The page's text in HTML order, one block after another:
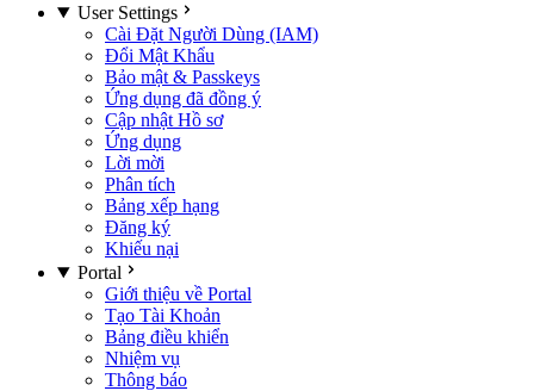
User Settings
Cài Đặt Người Dùng (IAM)
Đổi Mật Khẩu
Bảo mật & Passkeys
Ứng dụng đã đồng ý
Cập nhật Hồ sơ
Ứng dụng
Lời mời
Phân tích
Bảng xếp hạng
Đăng ký
Khiếu nại
Portal
Giới thiệu về Portal
Tạo Tài Khoản
Bảng điều khiển
Nhiệm vụ
Thông báo